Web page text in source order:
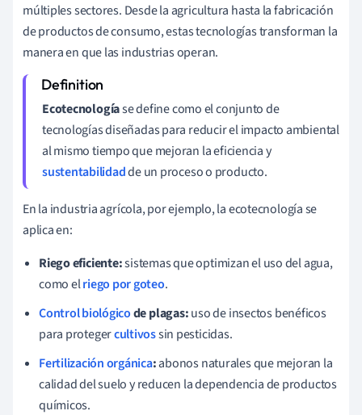
múltiples sectores. Desde la agricultura hasta la fabricación
de productos de consumo, estas tecnologías transforman la
manera en que las industrias operan.
Ecotecnologíase define como el conjunto de
tecnologías diseñadas para reducir el impacto ambiental
al mismo tiempo que mejoran la eficiencia y
sustentabilidadde un proceso o producto.
En la industria agrícola, por ejemplo, la ecotecnología se
aplica en:
Riego eficiente:sistemas que optimizan el uso del agua,
como elriego por goteo.
Control biológicode plagas:uso de insectos benéficos
para protegercultivossin pesticidas.
Fertilización orgánica:abonos naturales que mejoran la
calidad del suelo y reducen la dependencia de productos
químicos.